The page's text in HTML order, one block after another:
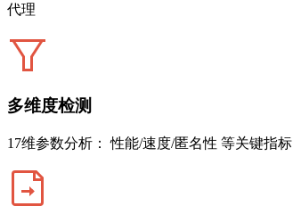
代理
多维度检测
17维参数分析： 性能/速度/匿名性 等关键指标